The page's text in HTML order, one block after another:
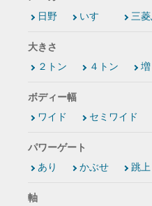
日野
いすゞ 三
大きさ
２トン
４トン
ボディー幅
ワイド
セミワイド
パワーゲート
あり
かぶせ 跳上
軸